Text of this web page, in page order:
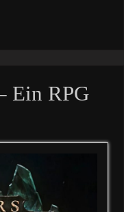
Ein RPG